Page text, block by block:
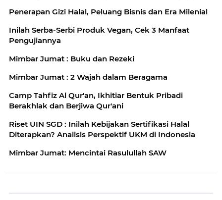
Penerapan Gizi Halal, Peluang Bisnis dan Era Milenial
Inilah Serba-Serbi Produk Vegan, Cek 3 Manfaat
Pengujiannya
Mimbar Jumat : Buku dan Rezeki
Mimbar Jumat : 2 Wajah dalam Beragama
Camp Tahfiz Al Qur'an, Ikhitiar Bentuk Pribadi
Berakhlak dan Berjiwa Qur'ani
Riset UIN SGD : Inilah Kebijakan Sertifikasi Halal
Diterapkan? Analisis Perspektif UKM di Indonesia
Mimbar Jumat: Mencintai Rasulullah SAW